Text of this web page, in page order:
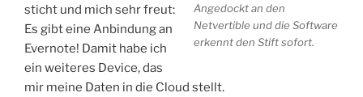
Angedockt an den
Netvertible und die Software
erkennt den Stift sofort.
sticht und mich sehr freut:
Es gibt eine Anbindung an
Evernote! Damit habe ich
ein weiteres Device, das
mir meine Daten in die Cloud stellt.